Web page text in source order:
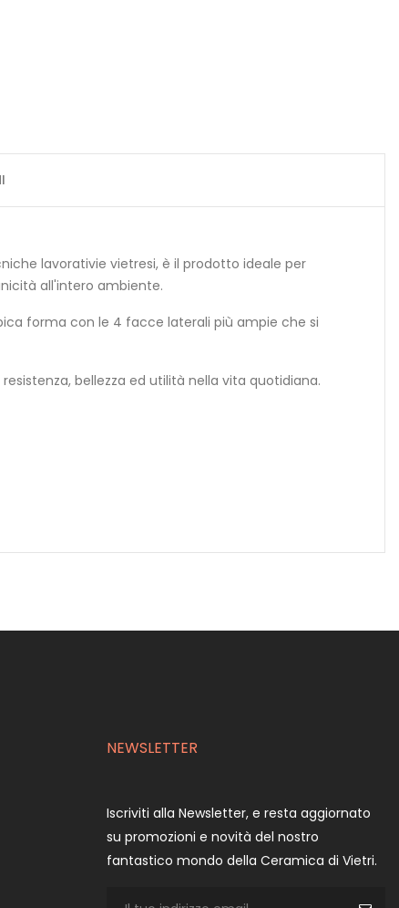
lavorativie vietresi, è il prodotto ideale per
all'intero ambiente.
forma con le 4 facce laterali più ampie che si
bellezza ed utilità nella vita quotidiana.
NEWSLETTER
Iscriviti alla Newsletter, e resta aggiornato
su promozioni e novità del nostro
fantastico mondo della Ceramica di Vietri.